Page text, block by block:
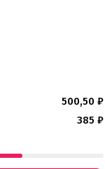
500,50 ₽
385 ₽